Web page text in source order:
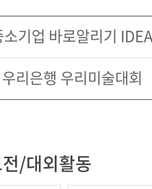
기업 바로알리기
리은행 우리미술대회
/대외활동